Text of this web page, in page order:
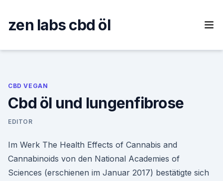
content
zen labs cbd öl
CBD VEGAN
Cbd öl und lungenfibrose
EDITOR
Im Werk The Health Effects of Cannabis and
Cannabinoids von den National Academies of
Sciences (erschienen im Januar 2017) bestätigte sich